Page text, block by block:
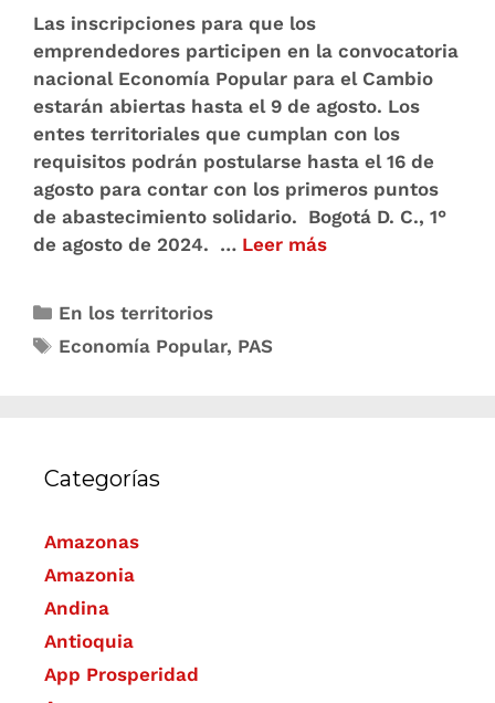
Las inscripciones para que los
emprendedores participen en la convocatoria
nacional Economía Popular para el Cambio
estarán abiertas hasta el 9 de agosto. Los
entes territoriales que cumplan con los
requisitos podrán postularse hasta el 16 de
agosto para contar con los primeros puntos
de abastecimiento solidario. Bogotá D. C., 1°
de agosto de 2024. … Leer más
En los territorios
Economía Popular, PAS
Categorías
Amazonas
Amazonia
Andina
Antioquia
App Prosperidad